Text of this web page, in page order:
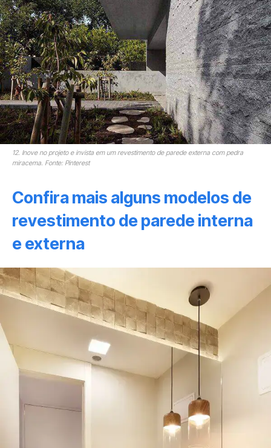
12. Inove no projeto e invista em um revestimento de parede externa com pedra
miracema. Fonte: Pinterest
Confira mais alguns modelos de
revestimento de parede interna
e externa